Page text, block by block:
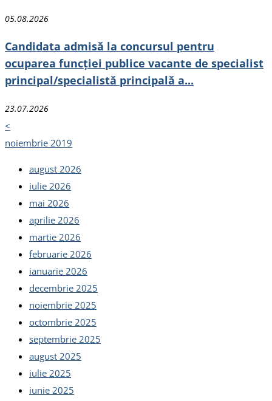
05.08.2026
Candidata admisă la concursul pentru
ocuparea funcției publice vacante de specialist
principal/specialistă principală a...
23.07.2026
<
noiembrie 2019
august 2026
iulie 2026
mai 2026
aprilie 2026
martie 2026
februarie 2026
ianuarie 2026
decembrie 2025
noiembrie 2025
octombrie 2025
septembrie 2025
august 2025
iulie 2025
iunie 2025